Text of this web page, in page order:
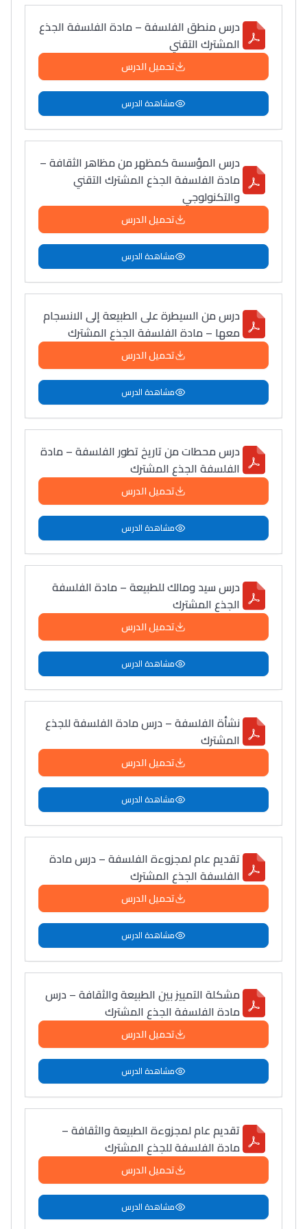
فمنظّمة دولية
مهنة التّرجمة، العمل
التّطوّعي، التّشبيك و
أشياء أخرى مع مامودو
سامورا
بطلة المغرب فالقفز
الطولي، ملاك البردع
كتحكي على تجربتها
فالرّياضة و الدّراسة
درس منطق الفلسفة – مادة الفلسفة الجذع
المشترك التقني
تحميل الدرس
مشاهدة الدرس
درس المؤسسة كمظهر من مظاهر الثقافة –
مادة الفلسفة الجذع المشترك التقني
والتكنولوجي
تحميل الدرس
مشاهدة الدرس
درس من السيطرة على الطبيعة إلى الانسجام
معها – مادة الفلسفة الجذع المشترك
تحميل الدرس
مشاهدة الدرس
درس محطات من تاريخ تطور الفلسفة – مادة
الفلسفة الجذع المشترك
تحميل الدرس
مشاهدة الدرس
درس سيد ومالك للطبيعة – مادة الفلسفة
الجذع المشترك
تحميل الدرس
مشاهدة الدرس
نشأة الفلسفة – درس مادة الفلسفة للجذع
المشترك
تحميل الدرس
مشاهدة الدرس
تقديم عام لمجزوءة الفلسفة – درس مادة
الفلسفة الجذع المشترك
تحميل الدرس
مشاهدة الدرس
مشكلة التمييز بين الطبيعة والثقافة – درس
مادة الفلسفة الجذع المشترك
تحميل الدرس
مشاهدة الدرس
تقديم عام لمجزوءة الطبيعة والثقافة –
مادة الفلسفة للجذع المشترك
تحميل الدرس
مشاهدة الدرس